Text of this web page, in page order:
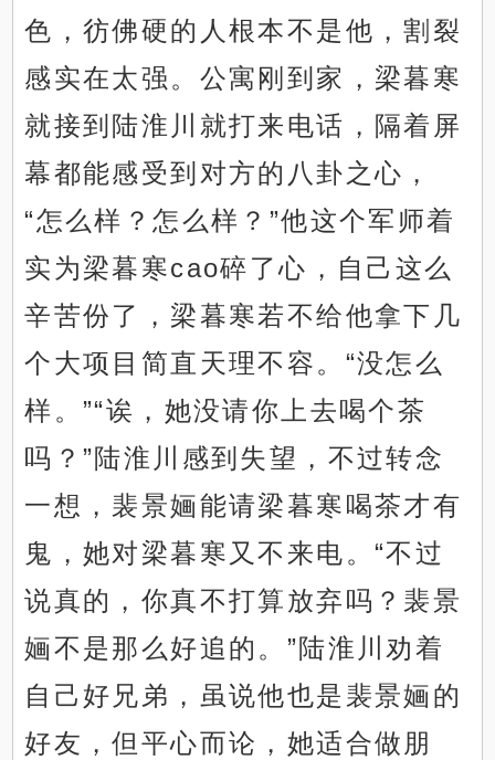
色，彷佛硬的人根本不是他，割裂
感实在太强。公寓刚到家，梁暮寒
就接到陆淮川就打来电话，隔着屏
幕都能感受到对方的八卦之心，
“怎么样？怎么样？”他这个军师着
实为梁暮寒cao碎了心，自己这么
辛苦份了，梁暮寒若不给他拿下几
个大项目简直天理不容。“没怎么
样。”“诶，她没请你上去喝个茶
吗？”陆淮川感到失望，不过转念
一想，裴景婳能请梁暮寒喝茶才有
鬼，她对梁暮寒又不来电。“不过
说真的，你真不打算放弃吗？裴景
婳不是那么好追的。”陆淮川劝着
自己好兄弟，虽说他也是裴景婳的
好友，但平心而论，她适合做朋